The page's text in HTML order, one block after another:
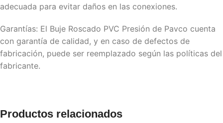
adecuada para evitar daños en las conexiones.
Garantías: El Buje Roscado PVC Presión de Pavco cuenta
con garantía de calidad, y en caso de defectos de
fabricación, puede ser reemplazado según las políticas del
fabricante.
Productos relacionados